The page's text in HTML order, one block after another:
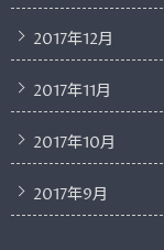
2017年12月
2017年11月
2017年10月
2017年9月